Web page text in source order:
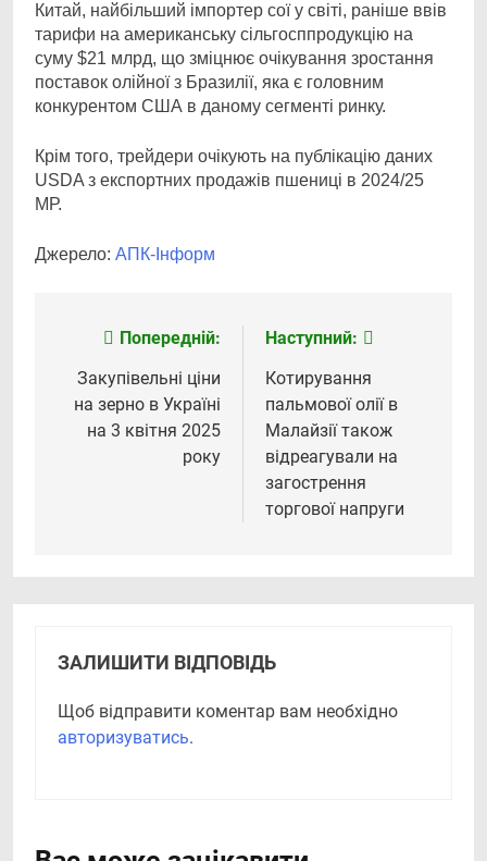
Китай, найбільший імпортер сої у світі, раніше ввів
тарифи на американську сільгосппродукцію на
суму $21 млрд, що зміцнює очікування зростання
поставок олійної з Бразилії, яка є головним
конкурентом США в даному сегменті ринку.
Крім того, трейдери очікують на публікацію даних
USDA з експортних продажів пшениці в 2024/25
МР.
Джерело: АПК-Інформ
Навігація
записів
Попередній:
Закупівельні ціни
на зерно в Україні
на 3 квітня 2025
року
Наступний:
Котирування
пальмової олії в
Малайзії також
відреагували на
загострення
торгової напруги
ЗАЛИШИТИ ВІДПОВІДЬ
Щоб відправити коментар вам необхідно
авторизуватись.